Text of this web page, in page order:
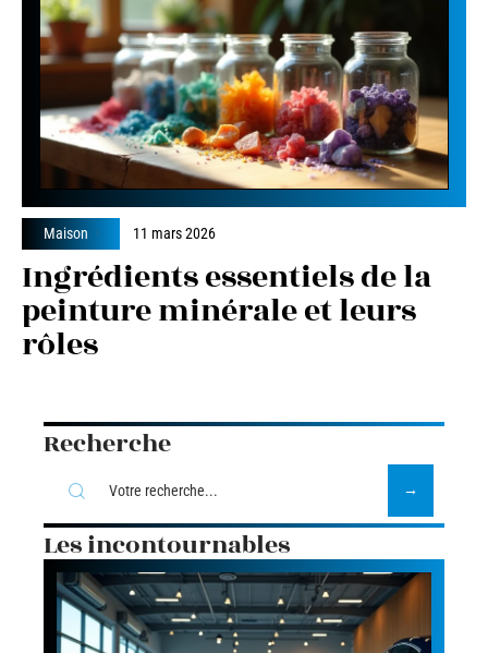
Maison 11 mars 2026
Ingrédients essentiels de la
peinture minérale et leurs
rôles
Recherche
Les incontournables